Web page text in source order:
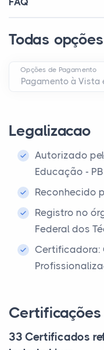
Todas
Opções de Pagamento
Legalizacao
Autorizado
Educação - PB
Reconhecido
Registro no
Federal dos
Certificadora:
Certificações
33 Certificados